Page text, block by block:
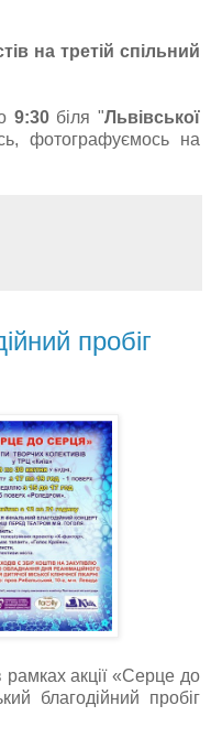
на третій спільний
9:30біля "Львівської
фотографуємось на
пробіг
рамках акції «Серце до
благодійний пробіг